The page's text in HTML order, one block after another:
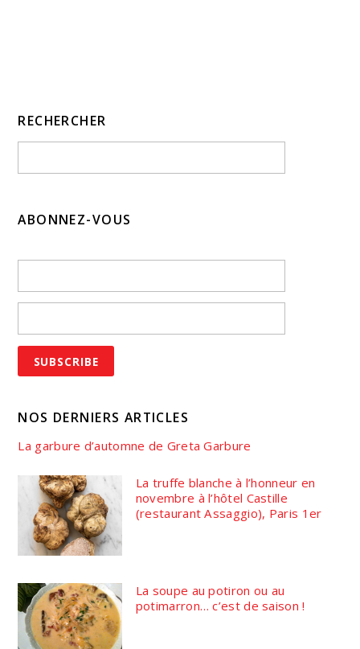
RECHERCHER
ABONNEZ-VOUS
NOS DERNIERS ARTICLES
La garbure d’automne de Greta Garbure
La truffe blanche à l’honneur en
novembre à l’hôtel Castille
(restaurant Assaggio), Paris 1er
La soupe au potiron ou au
potimarron… c’est de saison !